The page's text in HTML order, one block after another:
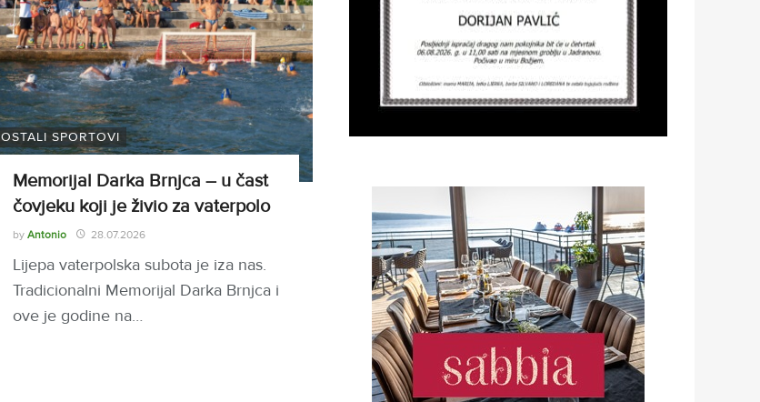
OSTALI SPORTOVI
Memorijal Darka Brnjca – u čast
čovjeku koji je živio za vaterpolo
by Antonio 28.07.2026
Lijepa vaterpolska subota je iza nas.
Tradicionalni Memorijal Darka Brnjca i
ove je godine na…